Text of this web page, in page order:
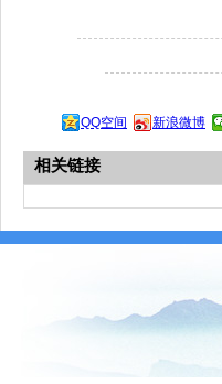
QQ空间 新浪微博
相关链接